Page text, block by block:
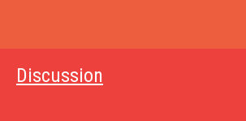
Discussion